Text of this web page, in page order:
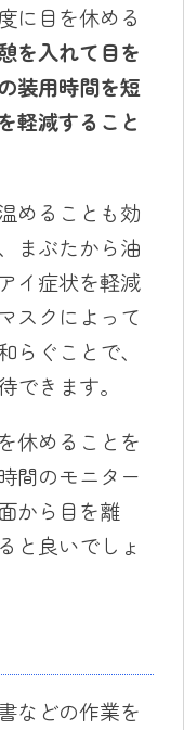
に目を休める
を入れて目を
装用時間を短
軽減すること
めることも効
まぶたから油
イ症状を軽減
スクによって
らぐことで、
できます。
休めることを
間のモニター
から目を離
と良いでしょ
などの作業を